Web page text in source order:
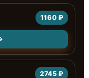
1160 ₽
2745 ₽